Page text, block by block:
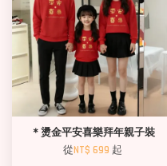
＊燙金平安喜樂拜年親子裝
從NT$ 699 起